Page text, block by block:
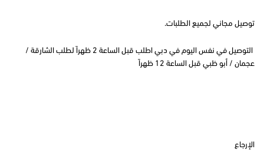
توصيل مجاني لجميع الطلبات.
التوصيل في نفس اليوم في دبي اطلب قبل الساعة 2 ظهراً لطلب الشارقة /
عجمان / أبو ظبي قبل الساعة 12 ظهراً
الإرجاع